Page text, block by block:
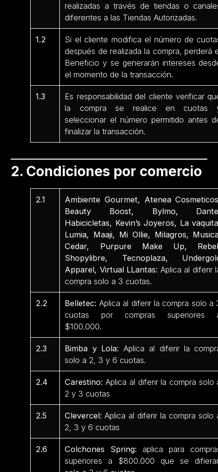
realizadas a través de tiendas o
diferentes a las Tiendas Autorizadas.
1.2
Si el cliente modifica el número de
después de realizada la compra, perderá
Beneficio y se generarán intereses
el momento de la transacción.
1.3
Es responsabilidad del cliente verificar
la compra se realice en cuotas
seleccionar el número permitido antes
finalizar la transacción.
2. Condiciones por comercio
2.1
Ambiente Gourmet, Atenea
Beauty Boost, Bylmo,
Habicicletas, Kevin’s Joyeros, La
Lumia, Maaji, Mi Ollie, Milagros,
Cedar, Purpure Make Up,
Shopylibre, Tecnoplaza,
Apparel, Virtual LLantas: Aplica al diferir
compra solo a 3 cuotas.
2.2 Belletec: Aplica al diferir la compra solo a
cuotas por compras superiores
$100.000.
2.3 Bimba y Lola: Aplica al diferir la
solo a 2, 3 y 6 cuotas.
2.4 Carestino: Aplica al diferir la compra solo
2 y 3 cuotas
2.5 Clevercel:Aplica al diferir la compra solo
2, 3 y 6 cuotas
2.6 Colchones Spring: aplica para
superiores a $800.000 que se